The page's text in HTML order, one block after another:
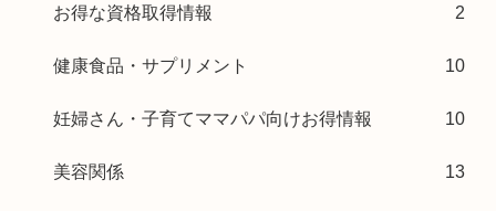
お得な資格取得情報 2
健康食品・サプリメント 10
妊婦さん・子育てママパパ向けお得情報 10
美容関係 13